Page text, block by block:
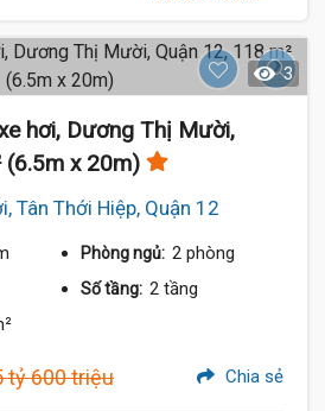
3
hơi, Dương Thị Mười,
(6.5m x 20m)
Tân Thới Hiệp, Quận 12
Phòng ngủ: 2 phòng
Số tầng: 2 tầng
tỷ 600 triệu Chia sẻ